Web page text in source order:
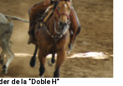
de la “Doble H”